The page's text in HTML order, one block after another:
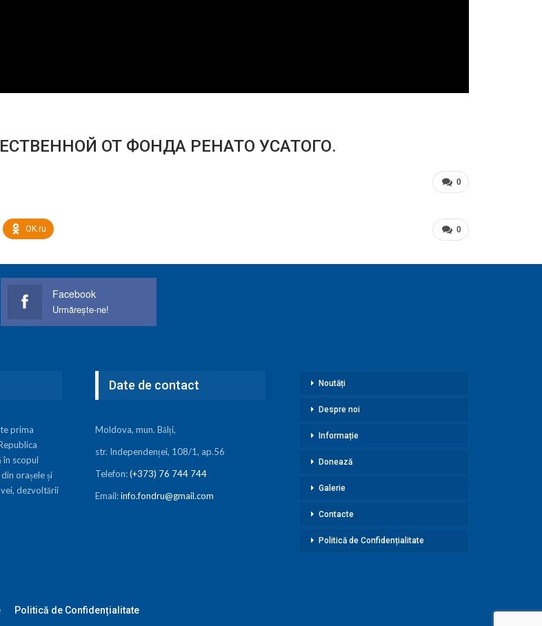
ОТ ФОНДА РЕНАТО УСАТОГО.
0
0
OK.ru
Facebook
Urmărește-ne!
prima
în scopul
orașele și
dezvoltării
Date de contact
Moldova, mun. Bălți,
str. Independenței, 108/1, ap.56
Telefon:(+373) 76 744 744
Email:info.fondru@gmail.com
Noutăți
Despre noi
Informație
Donează
Galerie
Contacte
Politică de Confidențialitate
Politică de Confidențialitate